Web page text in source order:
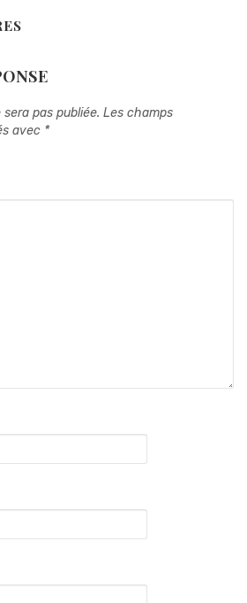
pas publiée. Les champs
avec *